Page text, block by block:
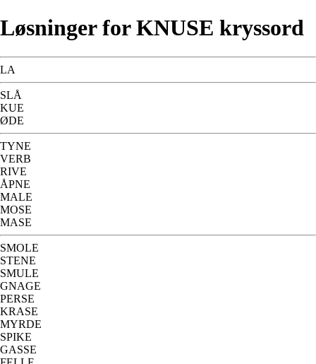
Løsninger for KNUSE kryssord
LA
SLÅ
KUE
ØDE
TYNE
VERB
RIVE
ÅPNE
MALE
MOSE
MASE
SMOLE
STENE
SMULE
GNAGE
PERSE
KRASE
MYRDE
SPIKE
GASSE